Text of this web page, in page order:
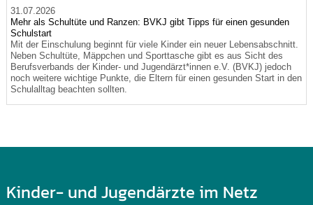
31.07.2026
Mehr als Schultüte und Ranzen: BVKJ gibt Tipps für einen gesunden
Schulstart
Mit der Einschulung beginnt für viele Kinder ein neuer Lebensabschnitt.
Neben Schultüte, Mäppchen und Sporttasche gibt es aus Sicht des
Berufsverbands der Kinder- und Jugendärzt*innen e.V. (BVKJ) jedoch
noch weitere wichtige Punkte, die Eltern für einen gesunden Start in den
Schulalltag beachten sollten.
Kinder- und Jugendärzte im Netz